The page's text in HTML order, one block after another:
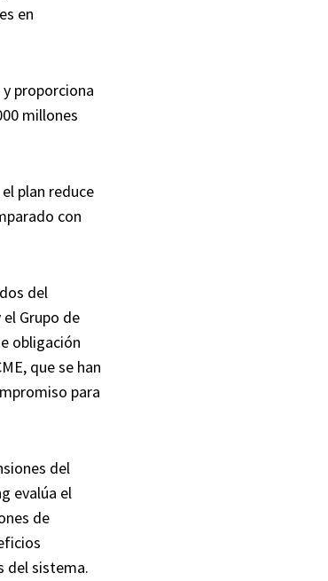
en
proporciona
millones
plan reduce
con
del
Grupo de
obligación
que se han
para
del
evalúa el
de
del sistema.